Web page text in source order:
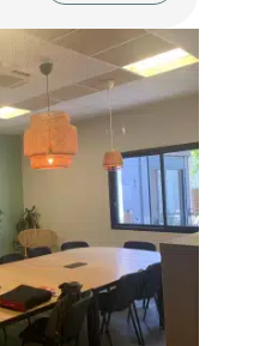
de l'ensemble du
et 3 lots :